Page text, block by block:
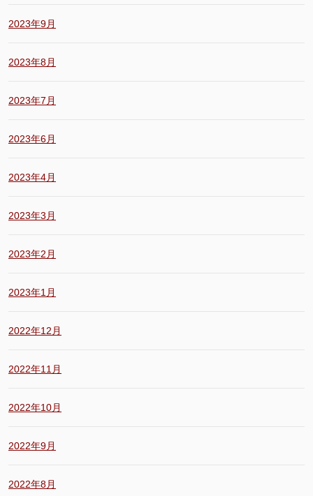
2023年9月
2023年8月
2023年7月
2023年6月
2023年4月
2023年3月
2023年2月
2023年1月
2022年12月
2022年11月
2022年10月
2022年9月
2022年8月